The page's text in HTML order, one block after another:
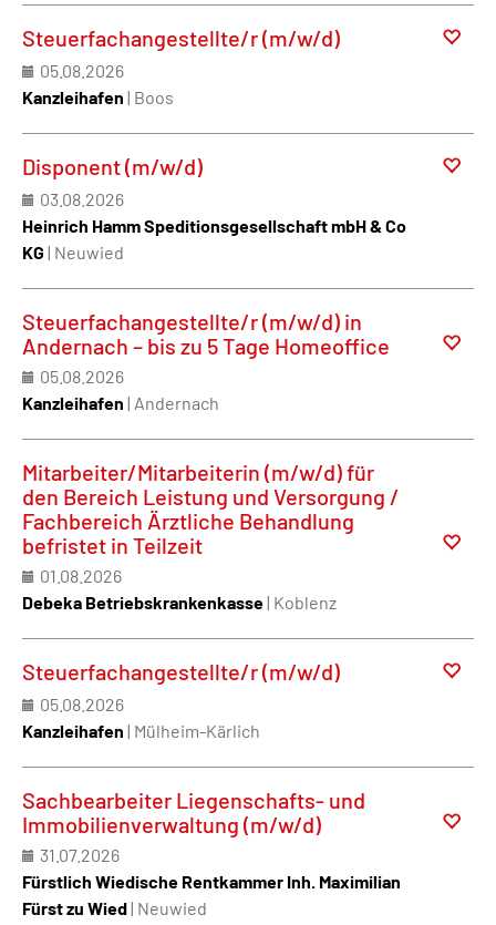
Steuerfachangestellte/r (m/w/d)
05.08.2026
Kanzleihafen | Boos
Disponent (m/w/d)
03.08.2026
Heinrich Hamm Speditionsgesellschaft mbH & Co
KG | Neuwied
Steuerfachangestellte/r (m/w/d) in
Andernach – bis zu 5 Tage Homeoffice
05.08.2026
Kanzleihafen | Andernach
Mitarbeiter/Mitarbeiterin (m/w/d) für
den Bereich Leistung und Versorgung /
Fachbereich Ärztliche Behandlung
befristet in Teilzeit
01.08.2026
Debeka Betriebskrankenkasse| Koblenz
Steuerfachangestellte/r (m/w/d)
05.08.2026
Kanzleihafen | Mülheim-Kärlich
Sachbearbeiter Liegenschafts- und
Immobilienverwaltung (m/w/d)
31.07.2026
Fürstlich Wiedische Rentkammer Inh. Maximilian
Fürst zu Wied| Neuwied